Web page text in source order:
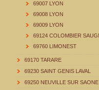
69007 LYON
69008 LYON
69009 LYON
69124 COLOMBIER
69760 LIMONEST
69170 TARARE
69230 SAINT GENIS LAVAL
69250 NEUVILLE SUR SAONE